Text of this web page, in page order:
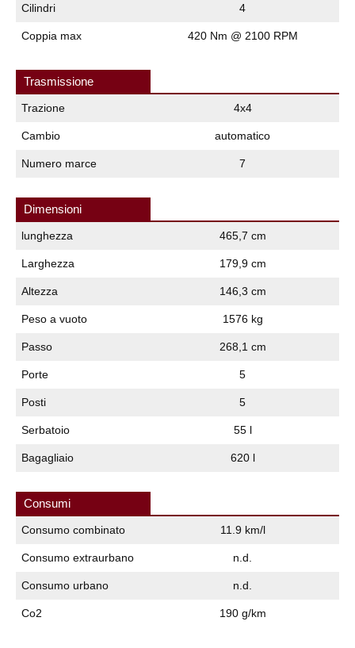
Cilindri 4
Coppia max 420 Nm @ 2100 RPM
Trasmissione
Trazione 4x4
Cambio automatico
Numero marce 7
Dimensioni
lunghezza 465,7 cm
Larghezza 179,9 cm
Altezza 146,3 cm
Peso a vuoto 1576 kg
Passo 268,1 cm
Porte 5
Posti 5
Serbatoio 55 l
Bagagliaio 620 l
Consumi
Consumo combinato 11.9 km/l
Consumo extraurbano n.d.
Consumo urbano n.d.
Co2 190 g/km